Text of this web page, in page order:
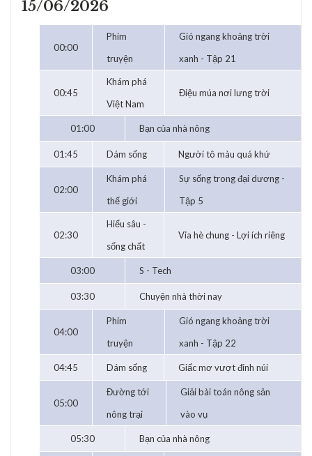
15/06/2026
00:00
Phim
truyện
Gió ngang khoảng trời
xanh - Tập 21
00:45
Khám phá
Việt Nam
Điệu múa nơi lưng trời
01:00 Bạn của nhà nông
01:45 Dám sống Người tô màu quá khứ
02:00
Khám phá
thế giới
Sự sống trong đại dương -
Tập 5
02:30
Hiểu sâu -
sống chất
Vỉa hè chung - Lợi ích riêng
03:00 S - Tech
03:30 Chuyện nhà thời nay
04:00
Phim
truyện
Gió ngang khoảng trời
xanh - Tập 22
04:45 Dám sống Giấc mơ vượt đỉnh núi
05:00
Đường tới
nông trại
Giải bài toán nông sản
vào vụ
05:30 Bạn của nhà nông